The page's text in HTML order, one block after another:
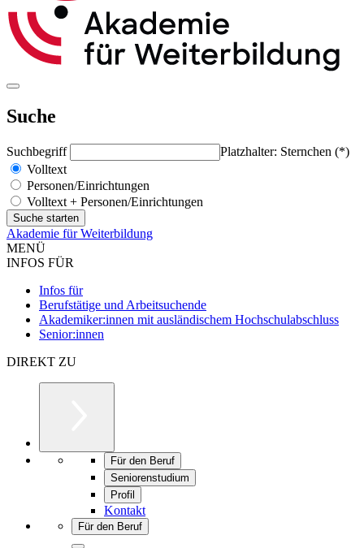
Suche
Suchbegriff
Platzhalter: Sternchen (*)
Volltext
Personen/Einrichtungen
Volltext + Personen/Einrichtungen
Akademie für Weiterbildung
MENÜ
INFOS FÜR
Infos für
Berufstätige und Arbeitsuchende
Akademiker:innen mit ausländischem Hochschulabschluss
Senior:innen
DIREKT ZU
Für den Beruf
Seniorenstudium
Profil
Kontakt
Für den Beruf